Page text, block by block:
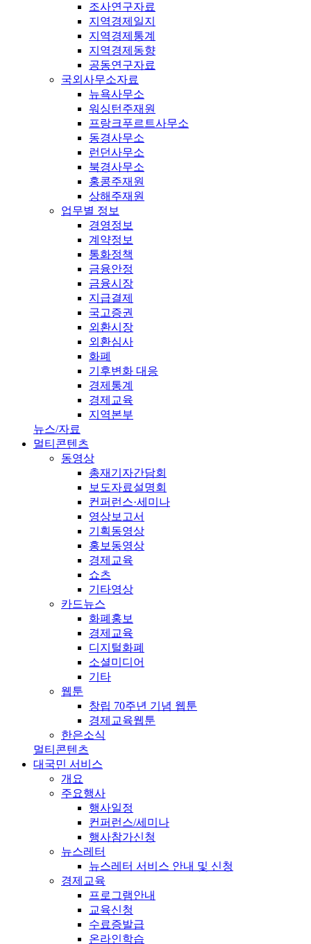
조사연구자료
지역경제일지
지역경제통계
지역경제동향
공동연구자료
국외사무소자료
뉴욕사무소
워싱턴주재원
프랑크푸르트사무소
동경사무소
런던사무소
북경사무소
홍콩주재원
상해주재원
업무별 정보
경영정보
계약정보
통화정책
금융안정
금융시장
지급결제
국고증권
외환시장
외환심사
화폐
기후변화 대응
경제통계
경제교육
지역본부
뉴스/자료
멀티콘텐츠
동영상
총재기자간담회
보도자료설명회
컨퍼런스·세미나
영상보고서
기획동영상
홍보동영상
경제교육
쇼츠
기타영상
카드뉴스
화폐홍보
경제교육
디지털화폐
소셜미디어
기타
웹툰
창립 70주년 기념 웹툰
경제교육웹툰
한은소식
멀티콘텐츠
대국민 서비스
개요
주요행사
행사일정
컨퍼런스/세미나
행사참가신청
뉴스레터
뉴스레터 서비스 안내 및 신청
경제교육
프로그램안내
교육신청
수료증발급
온라인학습